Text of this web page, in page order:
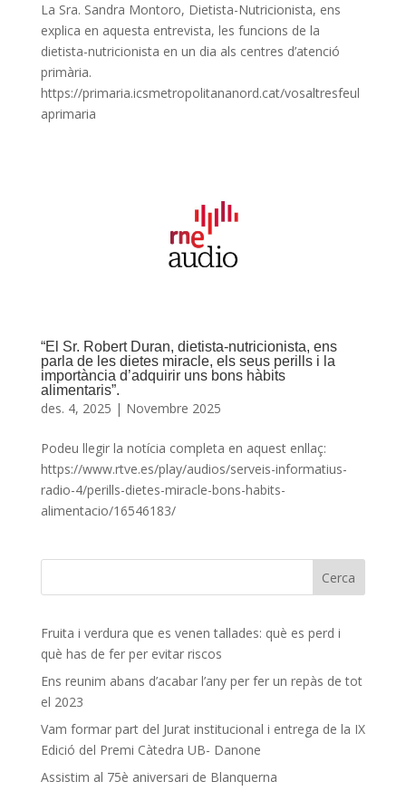
La Sra. Sandra Montoro, Dietista-Nutricionista, ens
explica en aquesta entrevista, les funcions de la
dietista-nutricionista en un dia als centres d’atenció
primària.
https://primaria.icsmetropolitananord.cat/vosaltresfeul
aprimaria
“El Sr. Robert Duran, dietista-nutricionista, ens
parla de les dietes miracle, els seus perills i la
importància d’adquirir uns bons hàbits
alimentaris”.
des. 4, 2025 | Novembre 2025
Podeu llegir la notícia completa en aquest enllaç:
https://www.rtve.es/play/audios/serveis-informatius-
radio-4/perills-dietes-miracle-bons-habits-
alimentacio/16546183/
Fruita i verdura que es venen tallades: què es perd i
què has de fer per evitar riscos
Ens reunim abans d’acabar l’any per fer un repàs de tot
el 2023
Vam formar part del Jurat institucional i entrega de la IX
Edició del Premi Càtedra UB- Danone
Assistim al 75è aniversari de Blanquerna